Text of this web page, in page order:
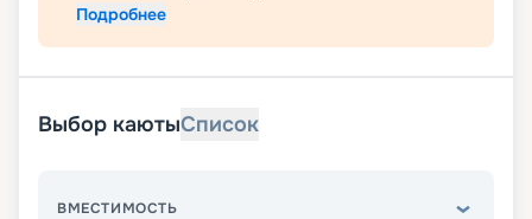
Подробнее
Выбор каютыСписок
ВМЕСТИМОСТЬ